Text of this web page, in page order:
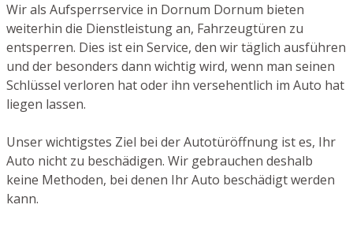
Wir als Aufsperrservice in Dornum Dornum bieten
weiterhin die Dienstleistung an, Fahrzeugtüren zu
entsperren. Dies ist ein Service, den wir täglich ausführen
und der besonders dann wichtig wird, wenn man seinen
Schlüssel verloren hat oder ihn versehentlich im Auto hat
liegen lassen.
Unser wichtigstes Ziel bei der Autotüröffnung ist es, Ihr
Auto nicht zu beschädigen. Wir gebrauchen deshalb
keine Methoden, bei denen Ihr Auto beschädigt werden
kann.